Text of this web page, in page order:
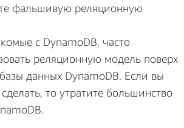
фальшивую реляционную
с DynamoDB, часто
реляционную модель поверх
данных DynamoDB. Если вы
то утратите большинство